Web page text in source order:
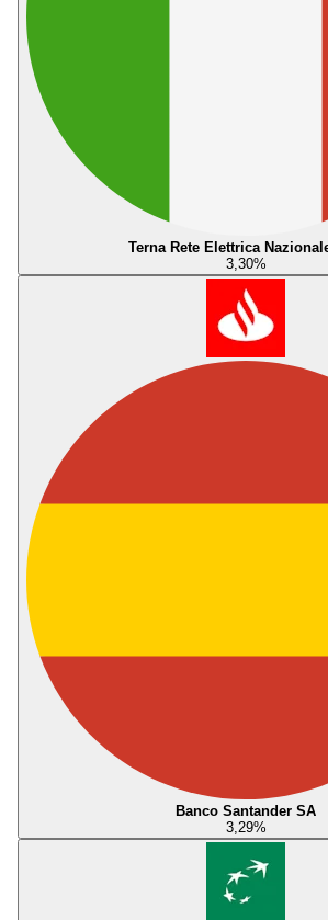
Terna Rete Elettrica
3,30%
Banco Santander SA
3,29%